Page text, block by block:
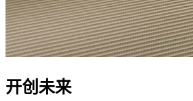
开创未来